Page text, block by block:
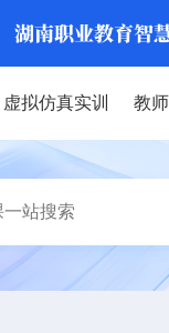
虚拟仿真实训 教